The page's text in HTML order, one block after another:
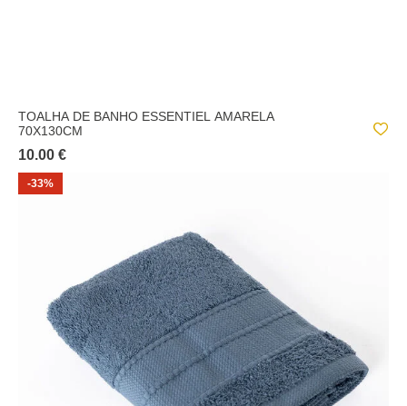
TOALHA DE BANHO ESSENTIEL AMARELA
70X130CM
10.00 €
-33%